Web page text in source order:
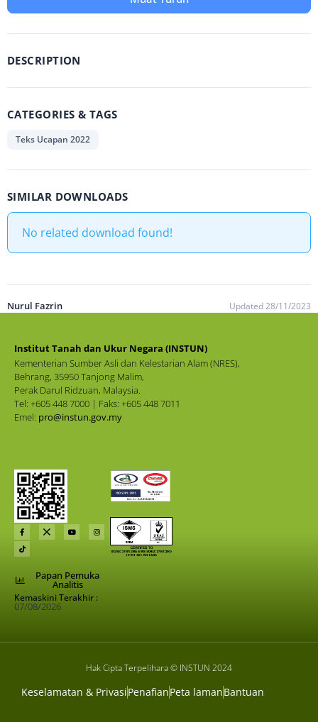
DESCRIPTION
CATEGORIES & TAGS
Teks Ucapan 2022
SIMILAR DOWNLOADS
No related download found!
Nurul Fazrin Updated 28/11/2023
Institut Tanah dan Ukur Negara (INSTUN)
Kementerian Sumber Asli dan Kelestarian Alam (NRES),
Behrang, 35950 Tanjong Malim,
Perak Darul Ridzuan, Malaysia.
Tel: +605 448 7000 | Faks: +605 448 7011
Emel: pro@instun.gov.my
Papan Pemuka
Analitis
Kemaskini Terakhir :
07/08/2026
Hak Cipta Terpelihara © INSTUN 2024
Keselamatan & PrivasiPenafianPeta lamanBantuan